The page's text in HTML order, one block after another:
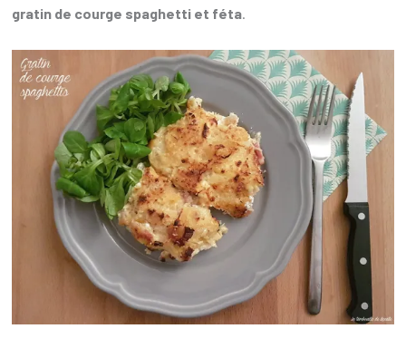
gratin de courge spaghetti et féta.